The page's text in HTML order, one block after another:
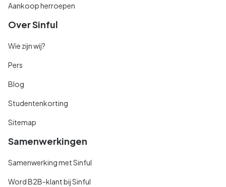
Aankoop herroepen
Over Sinful
Wie zijn wij?
Pers
Blog
Studentenkorting
Sitemap
Samenwerkingen
Samenwerking met Sinful
Word B2B-klant bij Sinful